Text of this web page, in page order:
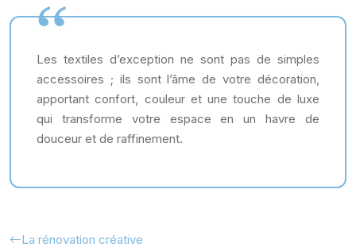
Les textiles d’exception ne sont pas de simples
accessoires ; ils sont l’âme de votre décoration,
apportant confort, couleur et une touche de luxe
qui transforme votre espace en un havre de
douceur et de raffinement.
La rénovation créative